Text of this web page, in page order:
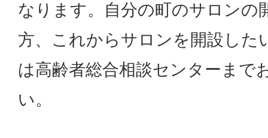
なります。自分の町のサロンの
方、これからサロンを開設した
は高齢者総合相談センターまで
い。